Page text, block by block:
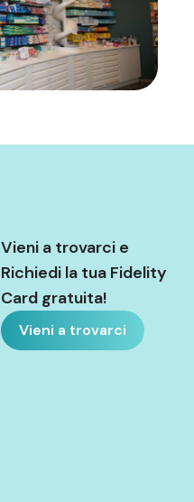
Vieni a trovarci e
Richiedi la tua Fidelity
Card gratuita!
Vieni a trovarci